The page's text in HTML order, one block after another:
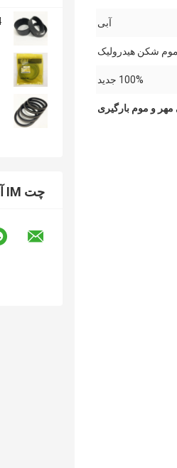
چت IM آنلاین در حال حاضر
آبی
شکن هیدرولیک
100% جدید